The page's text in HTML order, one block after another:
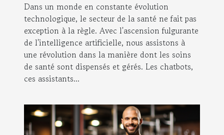
Dans un monde en constante évolution
technologique, le secteur de la santé ne fait pas
exception à la règle. Avec l'ascension fulgurante
de l'intelligence artificielle, nous assistons à
une révolution dans la manière dont les soins
de santé sont dispensés et gérés. Les chatbots,
ces assistants...